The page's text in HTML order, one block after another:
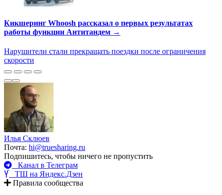
Кикшеринг Whoosh рассказал о первых результатах
работы функции Антитандем →
Нарушители стали прекращать поездки после ограничения
скорости
Илья Склюев
Почта: hi@truesharing.ru
Подпишитесь, чтобы ничего не пропустить
Канал в Телеграм
ТШ на Яндекс.Дзен
Правила сообщества